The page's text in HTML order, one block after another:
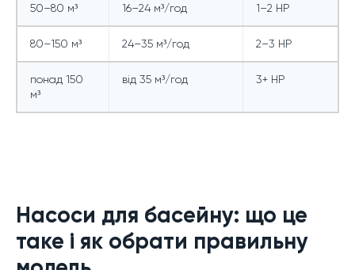
50–80 м³ 16–24 м³/год 1–2 HP
80–150 м³ 24–35 м³/год 2–3 HP
понад 150
м³
від 35 м³/год 3+ HP
Насоси для басейну: що це
таке і як обрати правильну